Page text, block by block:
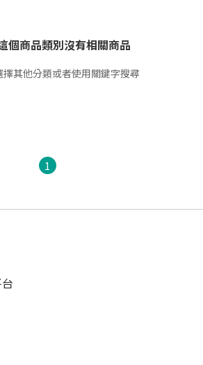
個商品類別沒有相關商品
擇其他分類或者使用關鍵字搜尋
1